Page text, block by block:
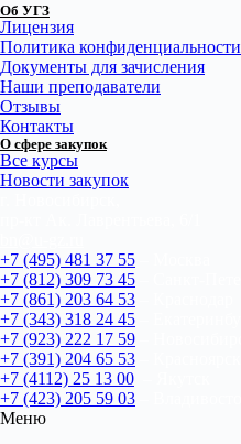
Об УГЗ
Лицензия
Политика конфиденциальности
Документы для зачисления
Наши преподаватели
Отзывы
Контакты
О сфере закупок
Все курсы
Новости закупок
+7 (495) 481 37 55
+7 (812) 309 73 45
+7 (861) 203 64 53
+7 (343) 318 24 45
+7 (923) 222 17 59
+7 (391) 204 65 53
+7 (4112) 25 13 00
+7 (423) 205 59 03
Меню